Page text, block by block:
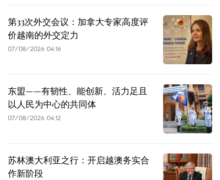
第33次外交会议：加拿大专家高度评
价越南的外交定力
07/08/2026 04:16
东盟——有韧性、能创新、活力足且
以人民为中心的共同体
07/08/2026 04:12
苏林澳大利亚之行：开启越澳务实合
作新阶段